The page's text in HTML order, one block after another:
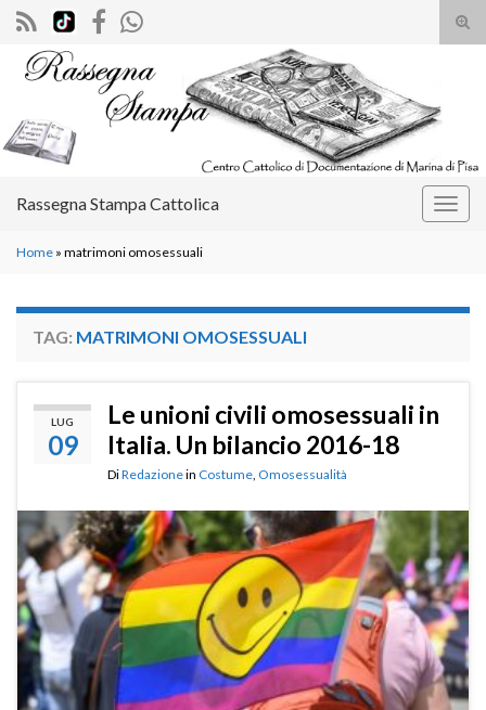
il
Search for:
Rassegna Stampa Cattolica
Home » matrimoni omosessuali
TAG: MATRIMONI OMOSESSUALI
LUG
09
Le unioni civili omosessuali in
Italia. Un bilancio 2016-18
DiRedazionein Costume Omosessualità